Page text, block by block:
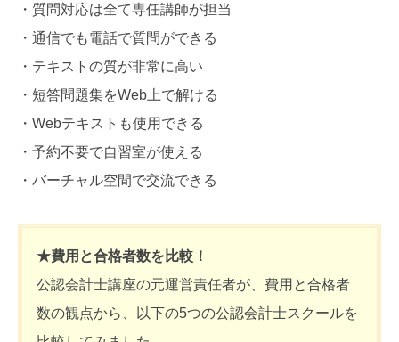
・質問対応は全て専任講師が担当
・通信でも電話で質問ができる
・テキストの質が非常に高い
・短答問題集をWeb上で解ける
・Webテキストも使用できる
・予約不要で自習室が使える
・バーチャル空間で交流できる
★費用と合格者数を比較！
公認会計士講座の元運営責任者が、費用と合格者
数の観点から、以下の5つの公認会計士スクールを